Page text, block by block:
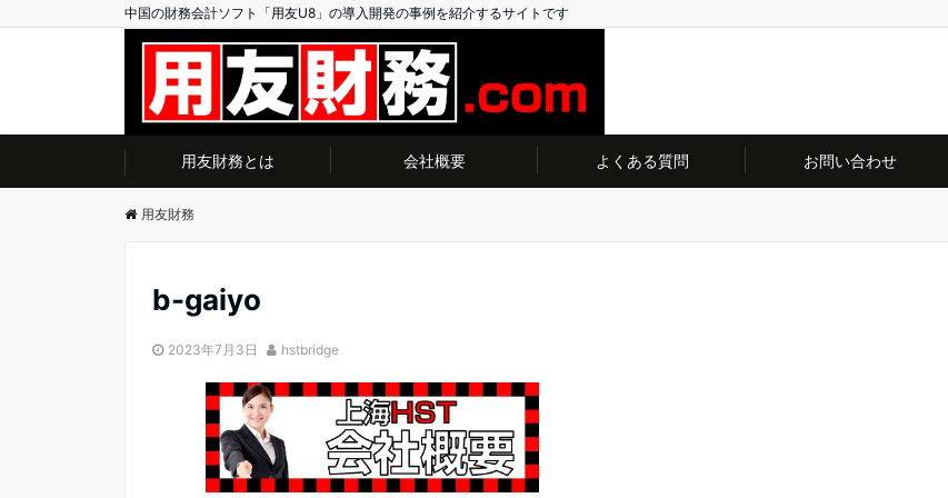
中国の財務会計ソフト「用友U8」の導入開発の事例を紹介するサイトです
用友財務とは 会社概要 よくある質問 お問い合わせ
用友財務
b-gaiyo
2023年7月3日 hstbridge